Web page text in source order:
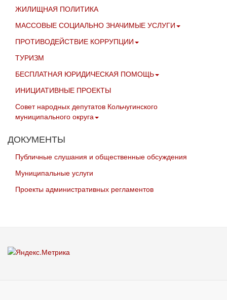
ЖИЛИЩНАЯ ПОЛИТИКА
МАССОВЫЕ СОЦИАЛЬНО ЗНАЧИМЫЕ УСЛУГИ
ПРОТИВОДЕЙСТВИЕ КОРРУПЦИИ
ТУРИЗМ
БЕСПЛАТНАЯ ЮРИДИЧЕСКАЯ ПОМОЩЬ
ИНИЦИАТИВНЫЕ ПРОЕКТЫ
Совет народных депутатов Кольчугинского
муниципального округа
ДОКУМЕНТЫ
Публичные слушания и общественные обсуждения
Муниципальные услуги
Проекты административных регламентов